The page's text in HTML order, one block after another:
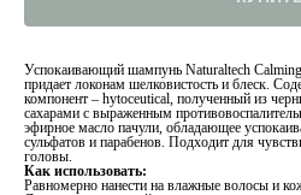
Успокаивающий шампунь Naturaltech
придает локонам шелковистость и блеск.
компонент – hytoceutical, полученный из
сахарами с выраженным
эфирное масло пачули, обладающее
сульфатов и парабенов. Подходит для
головы.
Как использовать:
Равномерно нанести на влажные волосы и